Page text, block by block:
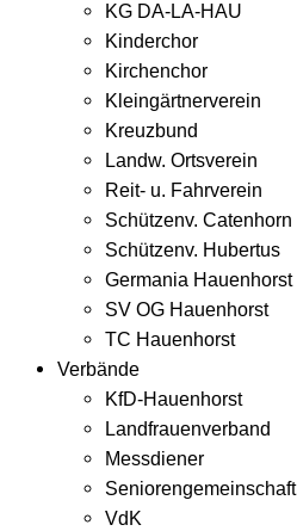
KG DA-LA-HAU
Kinderchor
Kirchenchor
Kleingärtnerverein
Kreuzbund
Landw. Ortsverein
Reit- u. Fahrverein
Schützenv. Catenhorn
Schützenv. Hubertus
Germania Hauenhorst
SV OG Hauenhorst
TC Hauenhorst
Verbände
KfD-Hauenhorst
Landfrauenverband
Messdiener
Seniorengemeinschaft
VdK